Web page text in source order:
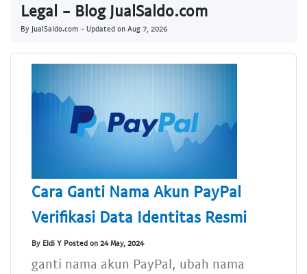
Legal - Blog JualSaldo.com
By JualSaldo.com - Updated on Aug 7, 2026
Cara Ganti Nama Akun PayPal
Verifikasi Data Identitas Resmi
By Eldi Y Posted on 24 May, 2024
ganti nama akun PayPal, ubah nama